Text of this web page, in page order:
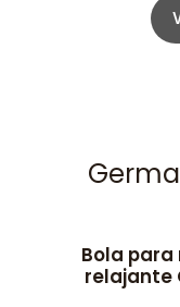
Bola
relajante